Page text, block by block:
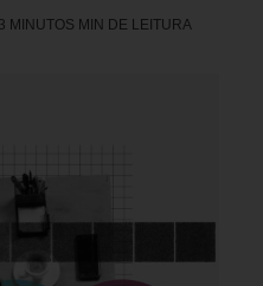
3 MINUTOS MIN DE LEITURA